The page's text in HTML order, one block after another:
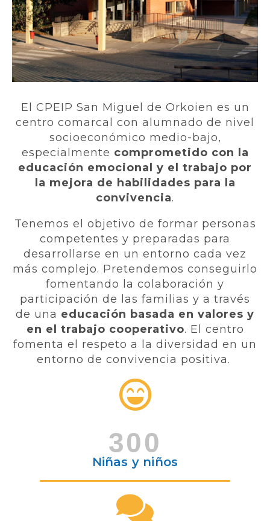
El CPEIP San Miguel de Orkoien es un
centro comarcal con alumnado de nivel
socioeconómico medio-bajo,
especialmente comprometido con la
educación emocional y el trabajo por
la mejora de habilidades para la
convivencia.
Tenemos el objetivo de formar personas
competentes y preparadas para
desarrollarse en un entorno cada vez
más complejo. Pretendemos conseguirlo
fomentando la colaboración y
participación de las familias y a través
de una educación basada en valores y
en el trabajo cooperativo. El centro
fomenta el respeto a la diversidad en un
entorno de convivencia positiva.
300
Niñas y niños